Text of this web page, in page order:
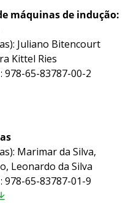
máquinas de indução:
Juliano Bitencourt
Kittel Ries
65-83787-00-2
Marimar da Silva,
Leonardo da Silva
65-83787-01-9